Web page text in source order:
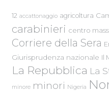
12 accattonaggio agricoltura
carabinieri centro
Corriere della Sera
Giurisprudenza nazionale Il
La Repubblica La
minore minori Nigeria